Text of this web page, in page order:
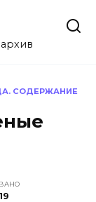
СОДЕРЖАНИЕ